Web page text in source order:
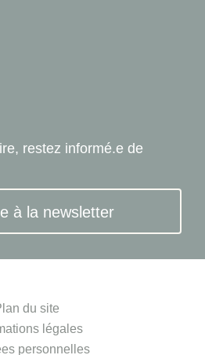
restez informé.e de
à la newsletter
du site
légales
personnelles